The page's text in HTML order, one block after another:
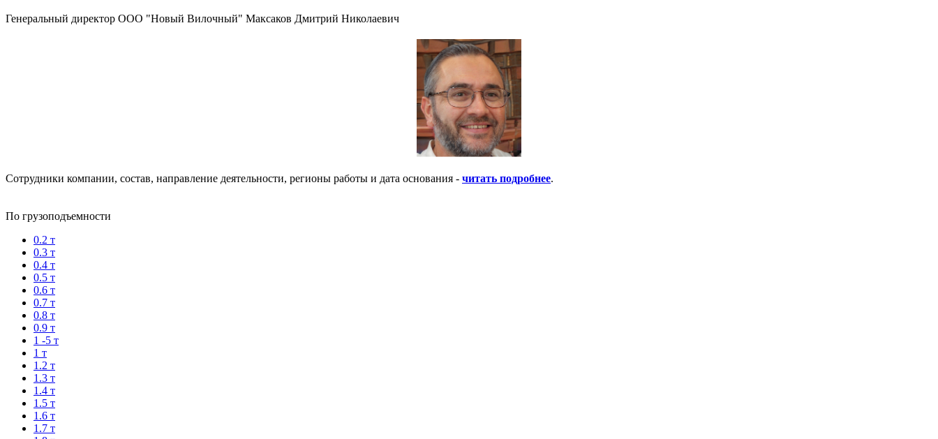
Генеральный директор ООО "Новый Вилочный" Максаков Дмитрий Николаевич
Сотрудники компании, состав, направление деятельности, регионы работы и дата основания - читать подробнее.
По грузоподъемности
0.2 т
0.3 т
0.4 т
0.5 т
0.6 т
0.7 т
0.8 т
0.9 т
1 -5 т
1 т
1.2 т
1.3 т
1.4 т
1.5 т
1.6 т
1.7 т